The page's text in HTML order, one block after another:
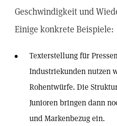
Geschwindigkeit und
Einige konkrete Beispiele:
Texterstellung für
Industriekunden nutzen
Rohentwürfe. Die
Junioren bringen dann
und Markenbezug ein.